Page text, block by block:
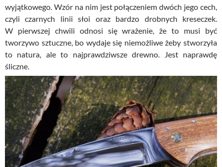
wyjątkowego. Wzór na nim jest połączeniem dwóch jego cech,
czyli czarnych linii słoi oraz bardzo drobnych kreseczek.
W pierwszej chwili odnosi się wrażenie, że to musi być
tworzywo sztuczne, bo wydaje się niemożliwe żeby stworzyła
to natura, ale to najprawdziwsze drewno. Jest naprawdę
śliczne.